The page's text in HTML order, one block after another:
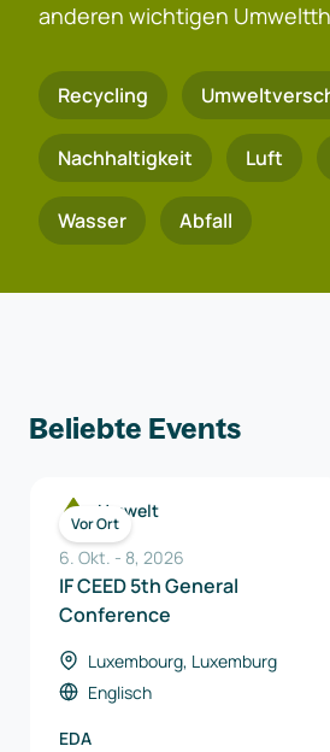
anderen wichtigen
Recycling
Nachhaltigkeit Luft
Wasser Abfall
Beliebte Events
Vor Ort
Umwelt
6. Okt. - 8, 2026
IF CEED 5th General
Conference
Luxembourg, Luxemburg
Englisch
EDA